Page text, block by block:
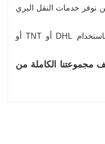
نوفر خدمات النقل البري
يتم شحن قطع الغيار العاجلة باستخدام DHL أو TNT أو
مجموعتنا الكاملة من